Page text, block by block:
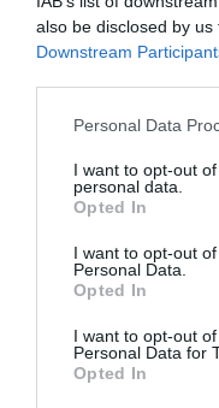
also be disclosed by
Downstream
Please note that this
not limited to your visit
grant or deny consent
use your data for
consent section.
Personal Data
I want to opt-out
personal data.
Opted In
I want to opt-out
Personal Data.
Opted In
I want to opt-out
Personal Data for
Opted In
Δεν ήταν μόνο
εξαφανίστηκε ο
έρευνα